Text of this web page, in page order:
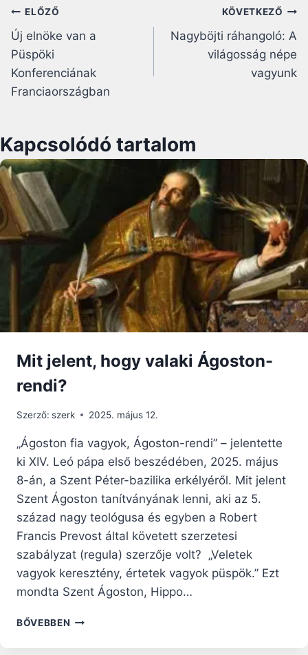
Bejegyzés
navigáció
ELŐZŐ
Új elnöke van a
Püspöki
Konferenciának
Franciaországban
KÖVETKEZŐ
Nagyböjti ráhangoló: A
világosság népe
vagyunk
Kapcsolódó tartalom
Mit jelent, hogy valaki Ágoston-
rendi?
Szerző: szerk 2025. május 12.
„Ágoston fia vagyok, Ágoston-rendi” – jelentette
ki XIV. Leó pápa első beszédében, 2025. május
8-án, a Szent Péter-bazilika erkélyéről. Mit jelent
Szent Ágoston tanítványának lenni, aki az 5.
század nagy teológusa és egyben a Robert
Francis Prevost által követett szerzetesi
szabályzat (regula) szerzője volt? „Veletek
vagyok keresztény, értetek vagyok püspök.” Ezt
mondta Szent Ágoston, Hippo…
BŐVEBBEN MIT